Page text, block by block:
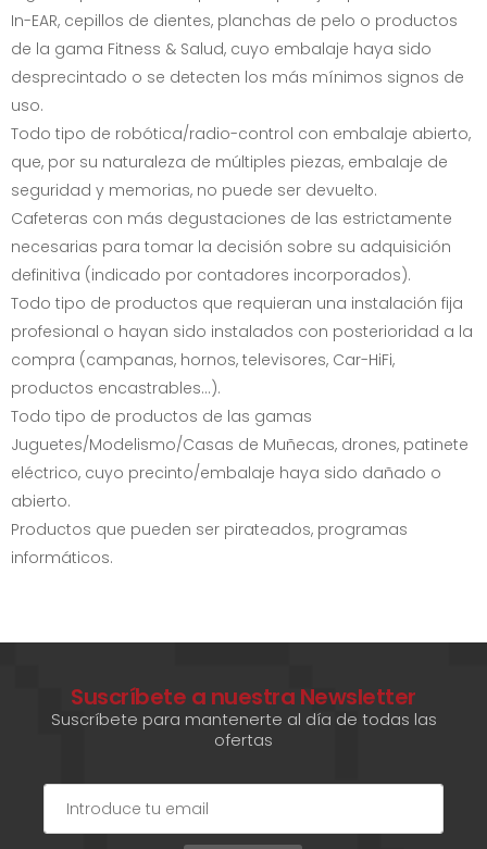
In-EAR, cepillos de dientes, planchas de pelo o productos
de la gama Fitness & Salud, cuyo embalaje haya sido
desprecintado o se detecten los más mínimos signos de
uso.
Todo tipo de robótica/radio-control con embalaje abierto,
que, por su naturaleza de múltiples piezas, embalaje de
seguridad y memorias, no puede ser devuelto.
Cafeteras con más degustaciones de las estrictamente
necesarias para tomar la decisión sobre su adquisición
definitiva (indicado por contadores incorporados).
Todo tipo de productos que requieran una instalación fija
profesional o hayan sido instalados con posterioridad a la
compra (campanas, hornos, televisores, Car-HiFi,
productos encastrables...).
Todo tipo de productos de las gamas
Juguetes/Modelismo/Casas de Muñecas, drones, patinete
eléctrico, cuyo precinto/embalaje haya sido dañado o
abierto.
Productos que pueden ser pirateados, programas
informáticos.
Suscríbete a nuestra Newsletter
Suscríbete para mantenerte al día de todas las
ofertas